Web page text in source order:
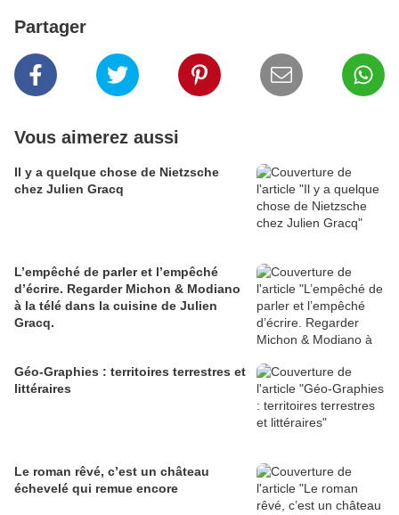
Partager
Vous aimerez aussi
Il y a quelque chose de Nietzsche
chez Julien Gracq
L’empêché de parler et l’empêché
d’écrire. Regarder Michon & Modiano
à la télé dans la cuisine de Julien
Gracq.
Géo-Graphies : territoires terrestres et
littéraires
Le roman rêvé, c’est un château
échevelé qui remue encore